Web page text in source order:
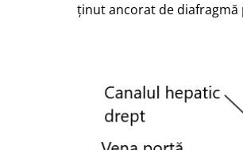
ținut ancorat de